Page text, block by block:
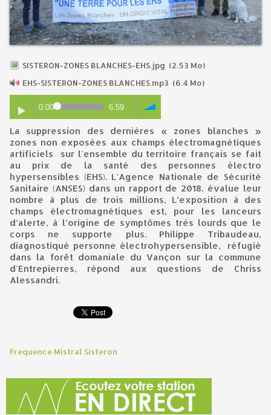
SISTERON-ZONES BLANCHES-EHS.jpg (2.53 Mo)
EHS-SISTERON-ZONES BLANCHES.mp3 (6.4 Mo)
0:00 6:59
zones non exposées aux champs électromagnétiques
artificiels sur l'ensemble du territoire français se fait
au prix de la santé des personnes électro
hypersensibles (EHS). L’Agence Nationale de Sécurité
Sanitaire (ANSES) dans un rapport de 2018, évalue leur
nombre à plus de trois millions, L’exposition à des
champs électromagnétiques est, pour les lanceurs
d’alerte, à l’origine de symptômes très lourds que le
corps ne supporte plus. Philippe Tribaudeau,
diagnostiqué personne électrohypersensible, réfugié
dans la forêt domaniale du Vançon sur la commune
d'Entrepierres, répond aux questions de Chriss
Alessandri.
Frequence Mistral Sisteron